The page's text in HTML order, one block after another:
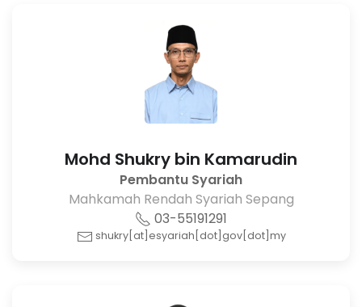
Mohd Shukry bin Kamarudin
Pembantu Syariah
Mahkamah Rendah Syariah Sepang
03-55191291
shukry[at]esyariah[dot]gov[dot]my